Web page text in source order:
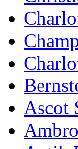
Ascot